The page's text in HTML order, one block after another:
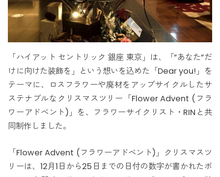
「ハイアット セントリック 銀座 東京」は、「”あなた”だ
けに向けた装飾を」という想いを込めた「Dear you!」を
テーマに、ロスフラワーや廃材をアップサイクルしたサ
ステナブルなクリスマスツリー「Flower Advent (フラ
ワーアドベント)」を、フラワーサイクリスト・RINと共
同制作しました。
「Flower Advent (フラワーアドベント)」クリスマスツ
リーは、12月1日から25日までの日付の数字が書かれたボ